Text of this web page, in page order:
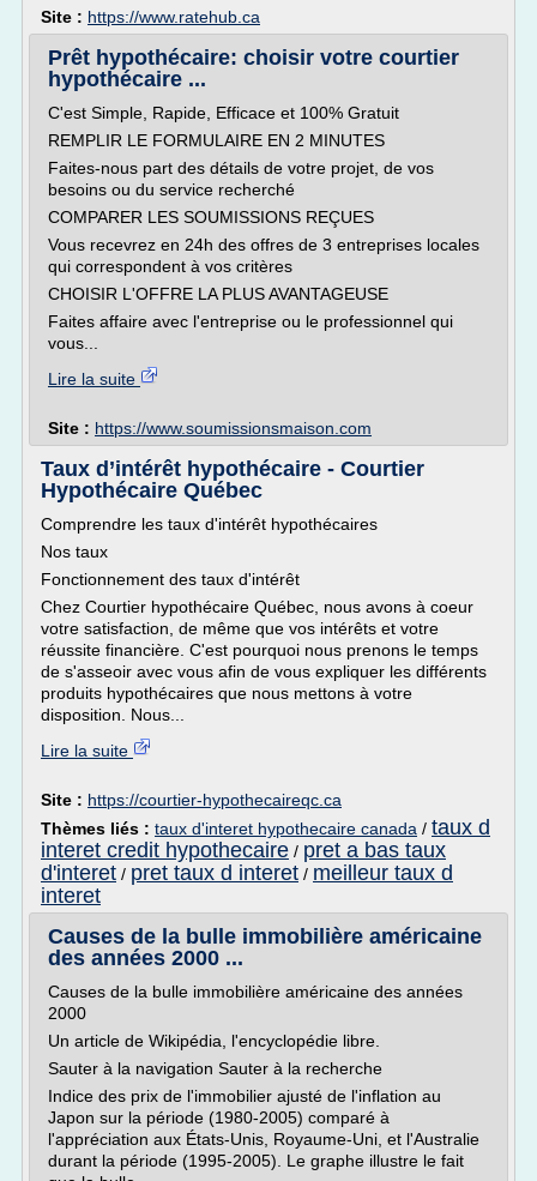
Site : https://www.ratehub.ca
Prêt hypothécaire: choisir votre courtier
hypothécaire ...
C'est Simple, Rapide, Efficace et 100% Gratuit
REMPLIR LE FORMULAIRE EN 2 MINUTES
Faites-nous part des détails de votre projet, de vos
besoins ou du service recherché
COMPARER LES SOUMISSIONS REÇUES
Vous recevrez en 24h des offres de 3 entreprises locales
qui correspondent à vos critères
CHOISIR L'OFFRE LA PLUS AVANTAGEUSE
Faites affaire avec l'entreprise ou le professionnel qui
vous...
Lire la suite
Site : https://www.soumissionsmaison.com
Taux d’intérêt hypothécaire - Courtier
Hypothécaire Québec
Comprendre les taux d'intérêt hypothécaires
Nos taux
Fonctionnement des taux d'intérêt
Chez Courtier hypothécaire Québec, nous avons à coeur
votre satisfaction, de même que vos intérêts et votre
réussite financière. C'est pourquoi nous prenons le temps
de s'asseoir avec vous afin de vous expliquer les différents
produits hypothécaires que nous mettons à votre
disposition. Nous...
Lire la suite
Site : https://courtier-hypothecaireqc.ca
Thèmes liés : taux d'interet hypothecaire canada / taux d
interet credit hypothecaire / pret a bas taux
d'interet / pret taux d interet / meilleur taux d
interet
Causes de la bulle immobilière américaine
des années 2000 ...
Causes de la bulle immobilière américaine des années
2000
Un article de Wikipédia, l'encyclopédie libre.
Sauter à la navigation Sauter à la recherche
Indice des prix de l'immobilier ajusté de l'inflation au
Japon sur la période (1980-2005) comparé à
l'appréciation aux États-Unis, Royaume-Uni, et l'Australie
durant la période (1995-2005). Le graphe illustre le fait